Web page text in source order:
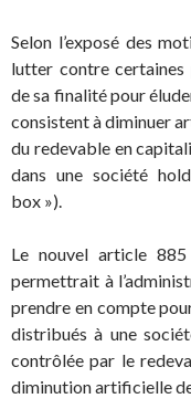
Selon l’exposé des
lutter contre certaines
de sa finalité pour
consistent à diminuer
du redevable en
dans une société
box »).
Le nouvel article
permettrait à
prendre en compte
distribués à une
contrôlée par le
diminution artificielle